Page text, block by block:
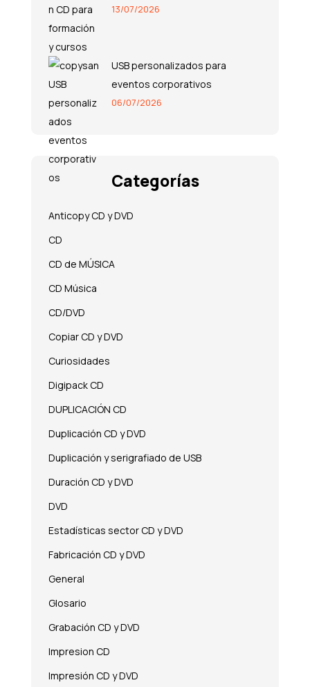
13/07/2026
USB personalizados para
eventos corporativos
06/07/2026
Categorías
Anticopy CD y DVD
CD
CD de MÚSICA
CD Música
CD/DVD
Copiar CD y DVD
Curiosidades
Digipack CD
DUPLICACIÓN CD
Duplicación CD y DVD
Duplicación y serigrafiado de USB
Duración CD y DVD
DVD
Estadísticas sector CD y DVD
Fabricación CD y DVD
General
Glosario
Grabación CD y DVD
Impresion CD
Impresión CD y DVD